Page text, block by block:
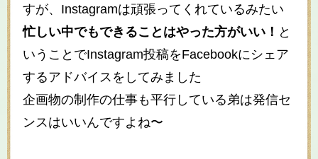
すが、Instagramは頑張ってくれているみたい
忙しい中でもできることはやった方がいい！ と
いうことでInstagram投稿をFacebookにシェア
するアドバイスをしてみました
企画物の制作の仕事も平行している弟は発信セ
ンスはいいんですよね〜